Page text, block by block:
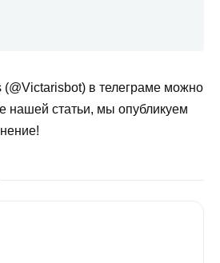
в телеграме можно
нашей статьи, мы опубликуем